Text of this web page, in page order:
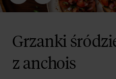
Grzanki
z anchois